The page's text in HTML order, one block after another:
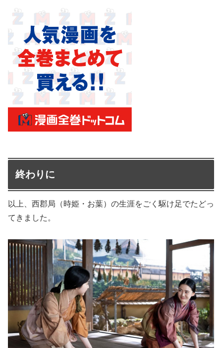
終わりに
以上、西郡局（時姫・お葉）の生涯をごく駆け足でたどっ
てきました。